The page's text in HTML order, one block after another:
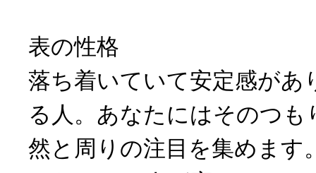
表の性格
落ち着いていて安定感があ
る人。あなたにはそのつも
然と周りの注目を集めます